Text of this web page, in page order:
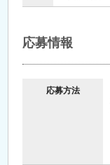
応募情報
応募方法